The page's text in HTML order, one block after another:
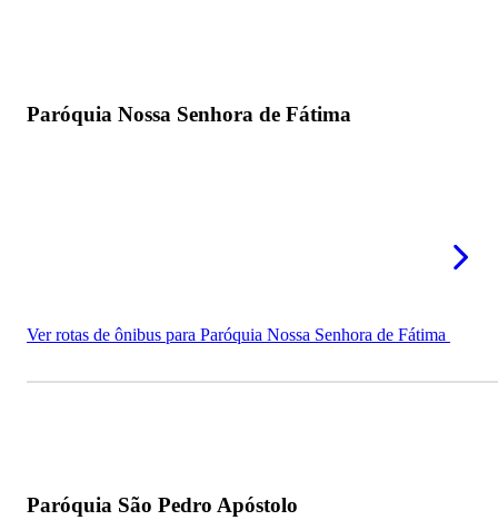
Paróquia Nossa Senhora de Fátima
Ver rotas de ônibus para Paróquia Nossa Senhora de Fátima
Paróquia São Pedro Apóstolo